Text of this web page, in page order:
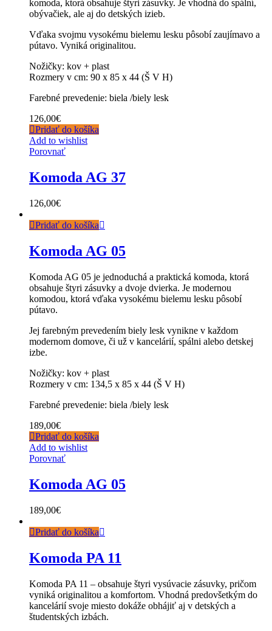
komoda, ktorá obsahuje štyri zásuvky. Je vhodná do spální,
obývačiek, ale aj do detských izieb.
Vďaka svojmu vysokému bielemu lesku pôsobí zaujímavo a
pútavo. Vyniká originalitou.
Nožičky: kov + plast
Rozmery v cm: 90 x 85 x 44 (Š V H)
Farebné prevedenie: biela /biely lesk
126,00€
Pridať do košíka
Add to wishlist
Porovnať
Komoda AG 37
126,00€
Pridať do košíka
Komoda AG 05
Komoda AG 05 je jednoduchá a praktická komoda, ktorá
obsahuje štyri zásuvky a dvoje dvierka. Je modernou
komodou, ktorá vďaka vysokému bielemu lesku pôsobí
pútavo.
Jej farebným prevedením biely lesk vynikne v každom
modernom domove, či už v kancelárií, spálni alebo detskej
izbe.
Nožičky: kov + plast
Rozmery v cm: 134,5 x 85 x 44 (Š V H)
Farebné prevedenie: biela /biely lesk
189,00€
Pridať do košíka
Add to wishlist
Porovnať
Komoda AG 05
189,00€
Pridať do košíka
Komoda PA 11
Komoda PA 11 – obsahuje štyri vysúvacie zásuvky, pričom
vyniká originalitou a komfortom. Vhodná predovšetkým do
kancelárií svoje miesto dokáže obhájiť aj v detských a
študentských izbách.